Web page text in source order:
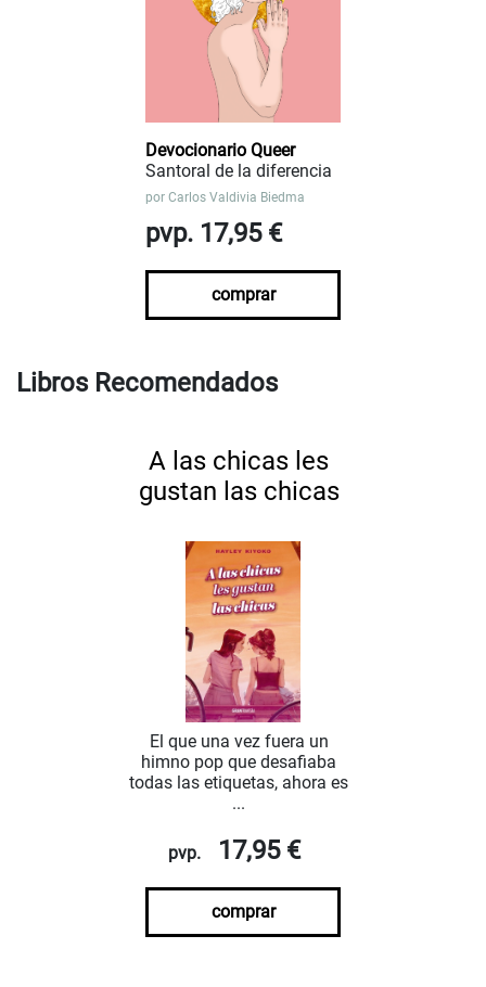
Devocionario Queer
Santoral de la diferencia
por Carlos Valdivia Biedma
pvp. 17,95 €
comprar
Libros Recomendados
A las chicas les
gustan las chicas
El que una vez fuera un
himno pop que desafiaba
todas las etiquetas, ahora es
...
pvp. 17,95 €
comprar